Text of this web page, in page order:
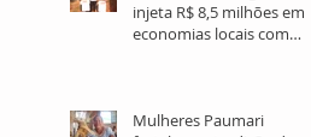
injeta R$ 8,5 milhões em
economias locais com
Mulheres Paumari